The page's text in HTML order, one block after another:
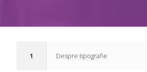
1 Despre tipografie